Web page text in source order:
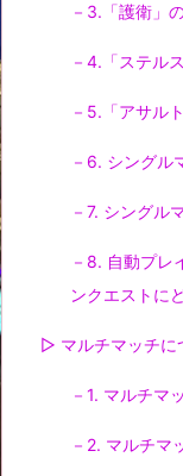
－3.「護衛」
－4.「ステル
－5.「アサル
－6. シングル
－7. シングル
－8. 自動プレ
ンクエストに
▷ マルチマッチに
－1. マルチマ
－2. マルチマ